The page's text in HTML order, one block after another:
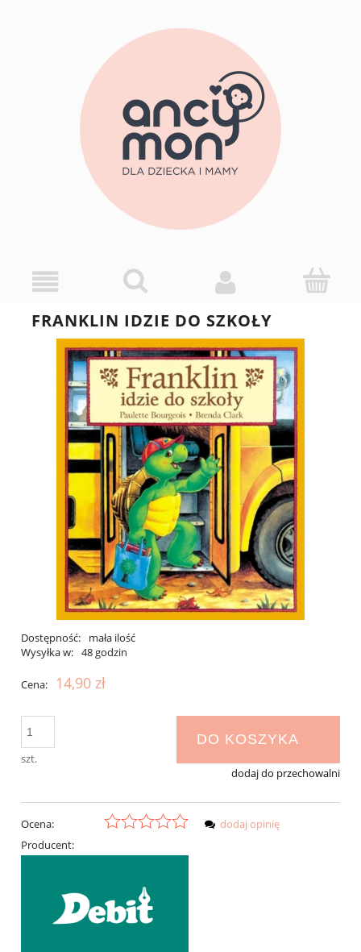
FRANKLIN IDZIE DO SZKOŁY
Dostępność:
mała ilość
Wysyłka w: 48 godzin
Cena: 14,90 zł
szt.
DO KOSZYKA
dodaj do przechowalni
Ocena:
Producent:
dodaj opinię